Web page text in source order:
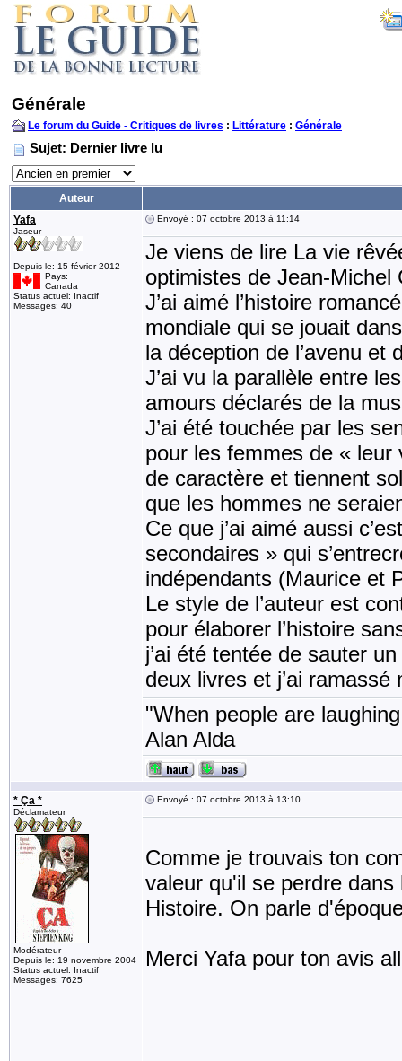
Générale
Le forum du Guide - Critiques de livres : Littérature : Générale
Sujet: Dernier livre lu
Auteur
Yafa
Jaseur
Depuis le: 15 février 2012
Pays:
Canada
Status actuel: Inactif
Messages: 40
Envoyé : 07 octobre 2013 à 11:14
Je viens de lire La vie
optimistes de Jean-Michel
J’ai aimé l’histoire
mondiale qui se jouait
la déception de l’avenu et
J’ai vu la parallèle entre
amours déclarés de la
J’ai été touchée par les
pour les femmes de «
de caractère et tiennent
que les hommes ne
Ce que j’ai aimé aussi
secondaires » qui
indépendants (Maurice et
Le style de l’auteur est
pour élaborer l’histoire
j’ai été tentée de sauter
deux livres et j’ai
"When people are
Alan Alda
* Ça *
Déclamateur
Modérateur
Depuis le: 19 novembre 2004
Status actuel: Inactif
Messages: 7625
Envoyé : 07 octobre 2013 à 13:10
Comme je trouvais ton
valeur qu'il se perdre
Histoire. On parle
Merci Yafa pour ton avis